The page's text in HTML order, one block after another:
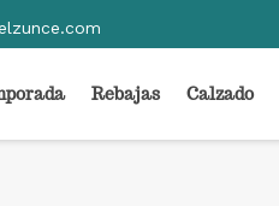
Rebajas Calzado